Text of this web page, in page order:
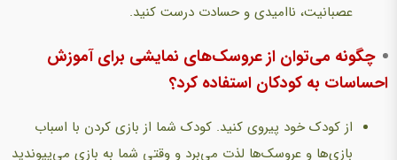
عصبانیت، ناامیدی و حسادت درست کنید.
چگونه می‌توان از عروسک‌های نمایشی برای آموزش
احساسات به کودکان استفاده کرد؟
از کودک خود پیروی کنید. کودک شما از بازی کردن با اسباب
بازی‌ها و عروسک‌ها لذت می‌برد و وقتی شما به بازی می‌پیوندید